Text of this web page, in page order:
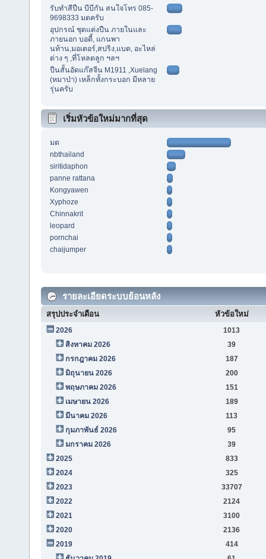
รับทำสีปืน บีบีกัน สนใจโทร 085-
9698333 มดครับ
อุปกรณ์ ชุดแต่งปืน ภายในและ
ภายนอก บอดี้, แกนพา
นท้าน,มอเตอร์,สปริง,แบต, อะไหล่
ต่าง ๆ ,ที่โหลดลูก ฯลฯ
ปืนสั้นอัดแก๊สจีน M1911 ,Xuelang
(หมาป่า) เหล็กทั้งกระบอก มีหลาย
รุ่นครับ
เริ่มหัวข้อใหม่มากที่สุด
มด
nbthailand
siritidaphon
panne rattana
Kongyawen
Xyphoze
Chinnakrit
leopard
pornchai
chaijumper
รายละเอียดระบบย้อนหลัง
สรุปประจำเดือน หัวข้อใหม่
2026
1013
สิงหาคม 2026
39
กรกฎาคม 2026
187
มิถุนายน 2026
200
พฤษภาคม 2026
151
เมษายน 2026
189
มีนาคม 2026
113
กุมภาพันธ์ 2026
95
มกราคม 2026
39
2025
833
2024
325
2023
33707
2022
2124
2021
3100
2020
2136
2019
414